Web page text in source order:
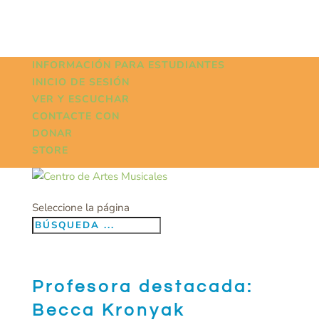
INFORMACIÓN PARA ESTUDIANTES
INICIO DE SESIÓN
VER Y ESCUCHAR
CONTACTE CON
DONAR
STORE
Seleccione la página
Profesora destacada:
Becca Kronyak